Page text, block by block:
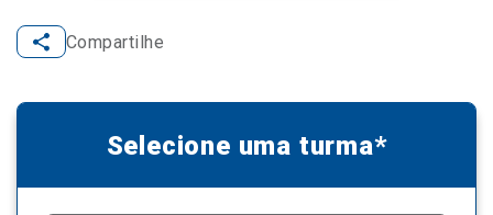
Compartilhe
Selecione uma turma*